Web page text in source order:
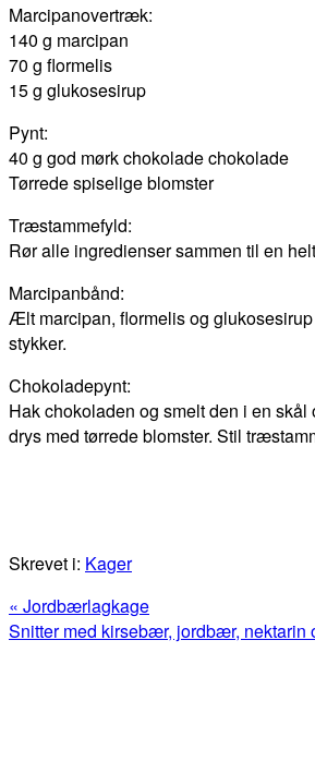
Marcipanovertræk:
140 g marcipan
70 g flormelis
15 g glukosesirup
Pynt:
40 g god mørk chokolade chokolade
Tørrede spiselige blomster
Træstammefyld:
Rør alle ingredienser sammen til en
Marcipanbånd:
Ælt marcipan, flormelis og
stykker.
Chokoladepynt:
Hak chokoladen og smelt den i en
drys med tørrede blomster. Stil
Skrevet i: Kager
Previous
Post:
« Jordbærlagkage
Next
Snitter med kirsebær, jordbær, nektarin